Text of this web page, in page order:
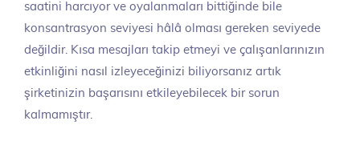
saatini harcıyor ve oyalanmaları bittiğinde bile
konsantrasyon seviyesi hâlâ olması gereken seviyede
değildir. Kısa mesajları takip etmeyi ve çalışanlarınızın
etkinliğini nasıl izleyeceğinizi biliyorsanız artık
şirketinizin başarısını etkileyebilecek bir sorun
kalmamıştır.